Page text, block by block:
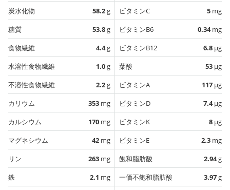
炭水化物
58.2g
糖質
53.8g
食物繊維
4.4g
水溶性食物繊維
1.0g
不溶性食物繊維
2.2g
カリウム
353 mg
カルシウム
170 mg
マグネシウム
42 mg
リン
263 mg
鉄
2.1 mg
ビタミンC
5 mg
ビタミンB6
0.34mg
ビタミンB12
6.8 µg
葉酸
53 µg
ビタミンA
117 µg
ビタミンD
7.4µg
ビタミンK
8 µg
ビタミンE
2.3 mg
飽和脂肪酸
2.94g
一価不飽和脂肪酸
3.97g